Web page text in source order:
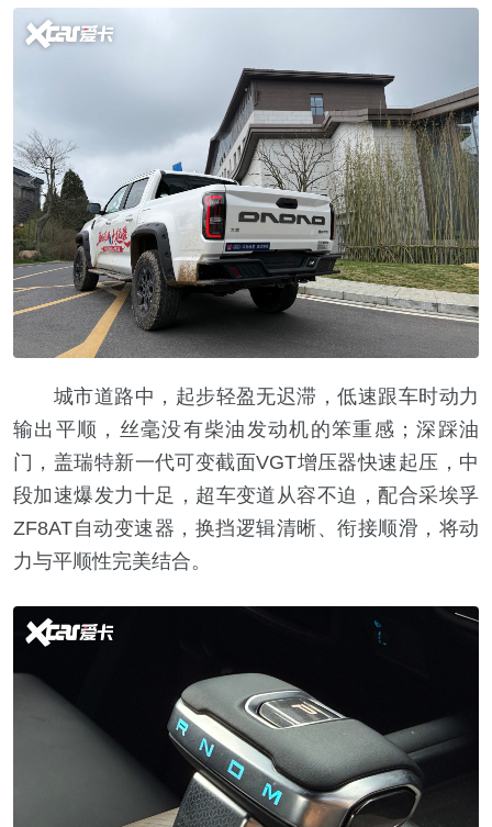
城市道路中，起步轻盈无迟滞，低速跟车时动力
输出平顺，丝毫没有柴油发动机的笨重感；深踩油
门，盖瑞特新一代可变截面VGT增压器快速起压，中
段加速爆发力十足，超车变道从容不迫，配合采埃孚
ZF8AT自动变速器，换挡逻辑清晰、衔接顺滑，将动
力与平顺性完美结合。